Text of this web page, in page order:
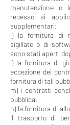
manutenzione
recesso si
supplementari;
i) la fornitura di
sigillate o di
sono stati aperti
l) la fornitura di
eccezione dei
fornitura di tali
m) i contratti
pubblica.
n) la fornitura di
il trasporto di